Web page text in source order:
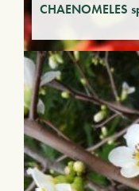
CHAENOMELES